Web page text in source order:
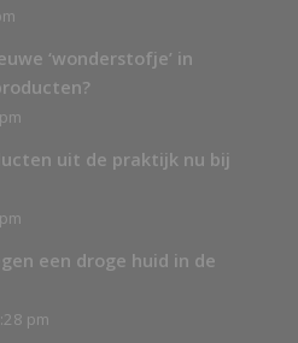
‘wonderstofje’ in
uit de praktijk nu bij
een droge huid in de
pm